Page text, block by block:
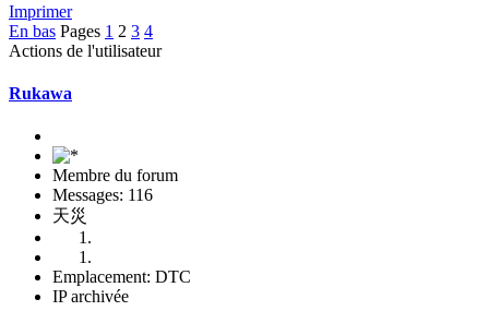
Imprimer
En bas Pages 1 2 3 4
Actions de l'utilisateur
Rukawa
Membre du forum
Messages: 116
天災
Emplacement: DTC
IP archivée